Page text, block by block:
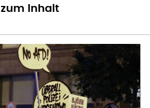
zum Inhalt